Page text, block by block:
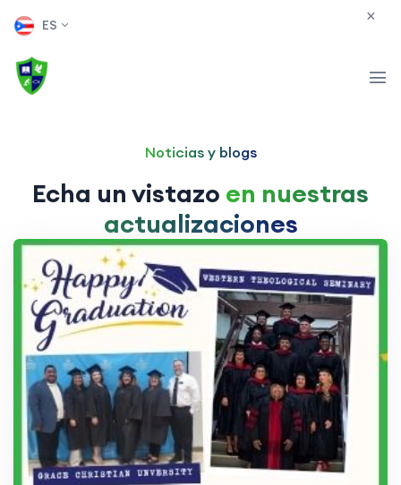
ES
Noticias y blogs
Echa un vistazo en nuestras
actualizaciones